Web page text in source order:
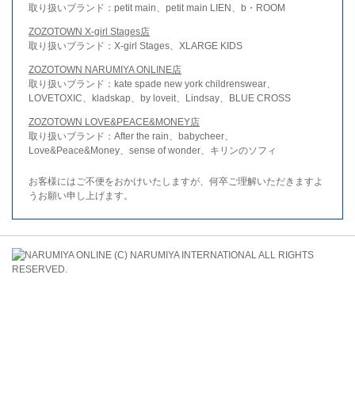
取り扱いブランド：petit main、petit main LIEN、b・ROOM
ZOZOTOWN X-girl Stages店
取り扱いブランド：X-girl Stages、XLARGE KIDS
ZOZOTOWN NARUMIYA ONLINE店
取り扱いブランド：kate spade new york childrenswear、
LOVETOXIC、kladskap、by loveit、Lindsay、BLUE CROSS
ZOZOTOWN LOVE&PEACE&MONEY店
取り扱いブランド：After the rain、babycheer、
Love&Peace&Money、sense of wonder、キリンのソフィ
お客様にはご不便をおかけいたしますが、何卒ご理解いただきますよ
うお願い申し上げます。